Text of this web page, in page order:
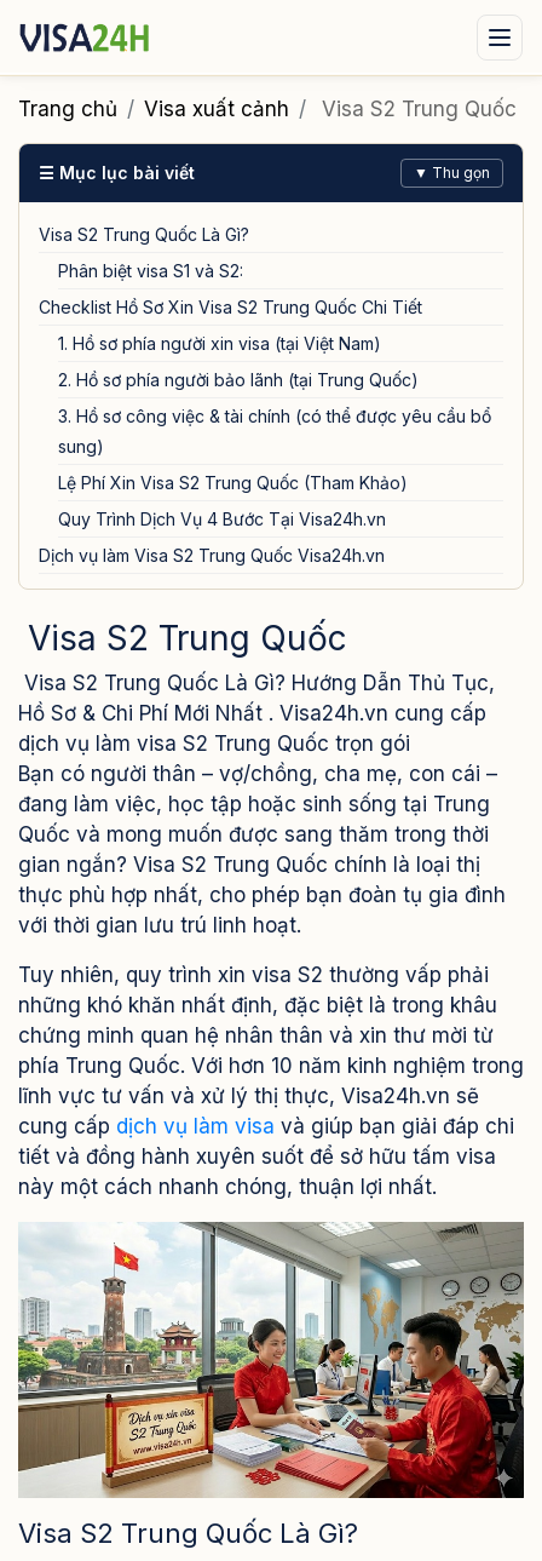
Visa xuất cảnh Visa nhập cảnh Dịch vụ
Tin tức Liên hệ
Tư vấn ngay qua Zalo
Trang chủ Visa xuất cảnh Visa S2 Trung Quốc
☰ Mục lục bài viết ▼ Thu gọn
Visa S2 Trung Quốc Là Gì?
Phân biệt visa S1 và S2:
Checklist Hồ Sơ Xin Visa S2 Trung Quốc Chi Tiết
1. Hồ sơ phía người xin visa (tại Việt Nam)
2. Hồ sơ phía người bảo lãnh (tại Trung Quốc)
3. Hồ sơ công việc & tài chính (có thể được yêu cầu bổ
sung)
Lệ Phí Xin Visa S2 Trung Quốc (Tham Khảo)
Quy Trình Dịch Vụ 4 Bước Tại Visa24h.vn
Dịch vụ làm Visa S2 Trung Quốc Visa24h.vn
Visa S2 Trung Quốc
Visa S2 Trung Quốc Là Gì? Hướng Dẫn Thủ Tục,
Hồ Sơ & Chi Phí Mới Nhất . Visa24h.vn cung cấp
dịch vụ làm visa S2 Trung Quốc trọn gói
Bạn có người thân – vợ/chồng, cha mẹ, con cái –
đang làm việc, học tập hoặc sinh sống tại Trung
Quốc và mong muốn được sang thăm trong thời
gian ngắn? Visa S2 Trung Quốc chính là loại thị
thực phù hợp nhất, cho phép bạn đoàn tụ gia đình
với thời gian lưu trú linh hoạt.
Tuy nhiên, quy trình xin visa S2 thường vấp phải
những khó khăn nhất định, đặc biệt là trong khâu
chứng minh quan hệ nhân thân và xin thư mời từ
phía Trung Quốc. Với hơn 10 năm kinh nghiệm trong
lĩnh vực tư vấn và xử lý thị thực, Visa24h.vn sẽ
cung cấp dịch vụ làm visa và giúp bạn giải đáp chi
tiết và đồng hành xuyên suốt để sở hữu tấm visa
này một cách nhanh chóng, thuận lợi nhất.
Visa S2 Trung Quốc Là Gì?